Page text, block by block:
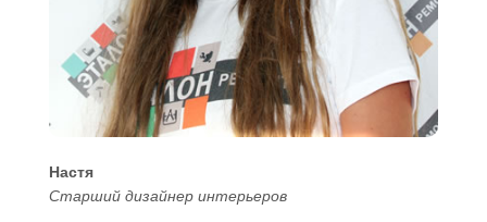
Настя
Старший дизайнер интерьеров